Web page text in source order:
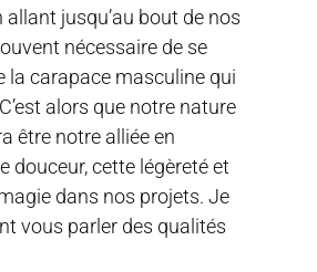
jusqu’au bout de nos
nécessaire de se
la carapace masculine qui
alors que notre nature
être notre alliée en
douceur, cette légèreté et
dans nos projets. Je
vous parler des qualités